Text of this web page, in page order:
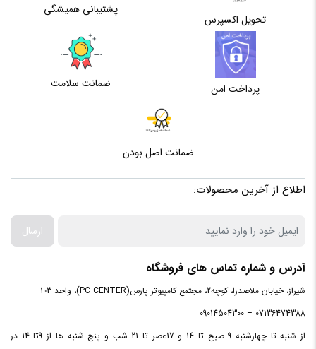
حافظه
اختصاصی
گرافیک
پردازنده
مرکزی
intel
پردازنده
مرکزی
Core i7 | 1165G7
فرکانس
تحویل اکسپرس
پشتیبانی همیشگی
پرداخت امن ضمانت سلامت
ضمانت اصل بودن
اطلاع از آخرین محصولات:
ارسال
آدرس و شماره تماس های فروشگاه
شیراز، خیابان ملاصدرا، کوچه2، مجتمع کامپیوتر پارس(PC CENTER)، واحد 103
07136474388 – 09014504300
از شنبه تا چهارشنبه 9 صبح تا 14 و 17عصر تا 21 شب و پنج شنبه ها از 9تا 14 در